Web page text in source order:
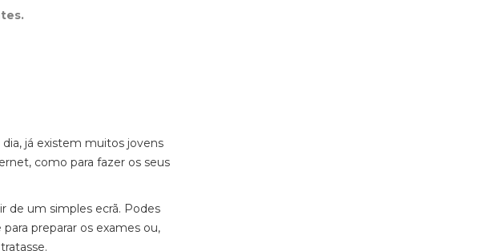
já existem muitos jovens
como para fazer os seus
de um simples ecrã. Podes
preparar os exames ou,